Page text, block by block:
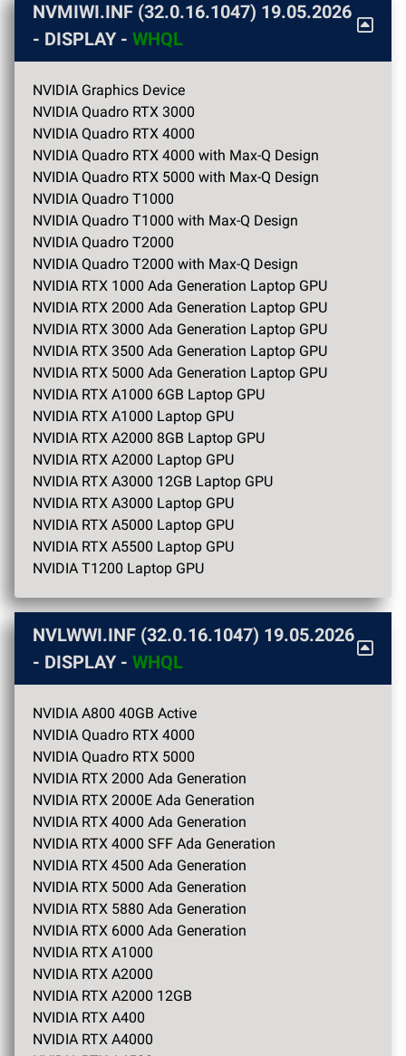
NVMIWI.INF (32.0.16.1047) 19.05.2026
- DISPLAY - WHQL
NVIDIA Graphics Device
NVIDIA Quadro RTX 3000
NVIDIA Quadro RTX 4000
NVIDIA Quadro RTX 4000 with Max-Q Design
NVIDIA Quadro RTX 5000 with Max-Q Design
NVIDIA Quadro T1000
NVIDIA Quadro T1000 with Max-Q Design
NVIDIA Quadro T2000
NVIDIA Quadro T2000 with Max-Q Design
NVIDIA RTX 1000 Ada Generation Laptop GPU
NVIDIA RTX 2000 Ada Generation Laptop GPU
NVIDIA RTX 3000 Ada Generation Laptop GPU
NVIDIA RTX 3500 Ada Generation Laptop GPU
NVIDIA RTX 5000 Ada Generation Laptop GPU
NVIDIA RTX A1000 6GB Laptop GPU
NVIDIA RTX A1000 Laptop GPU
NVIDIA RTX A2000 8GB Laptop GPU
NVIDIA RTX A2000 Laptop GPU
NVIDIA RTX A3000 12GB Laptop GPU
NVIDIA RTX A3000 Laptop GPU
NVIDIA RTX A5000 Laptop GPU
NVIDIA RTX A5500 Laptop GPU
NVIDIA T1200 Laptop GPU
NVLWWI.INF (32.0.16.1047) 19.05.2026
- DISPLAY - WHQL
NVIDIA A800 40GB Active
NVIDIA Quadro RTX 4000
NVIDIA Quadro RTX 5000
NVIDIA RTX 2000 Ada Generation
NVIDIA RTX 2000E Ada Generation
NVIDIA RTX 4000 Ada Generation
NVIDIA RTX 4000 SFF Ada Generation
NVIDIA RTX 4500 Ada Generation
NVIDIA RTX 5000 Ada Generation
NVIDIA RTX 5880 Ada Generation
NVIDIA RTX 6000 Ada Generation
NVIDIA RTX A1000
NVIDIA RTX A2000
NVIDIA RTX A2000 12GB
NVIDIA RTX A400
NVIDIA RTX A4000